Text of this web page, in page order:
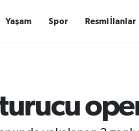
Yaşam Spor Resmi İlanlar